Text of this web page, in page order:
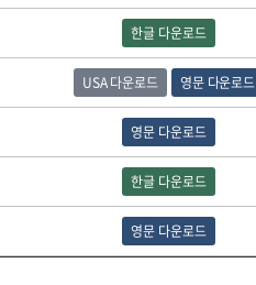
한글 다운로드
USA 다운로드 영문 다운로드
영문 다운로드
한글 다운로드
영문 다운로드